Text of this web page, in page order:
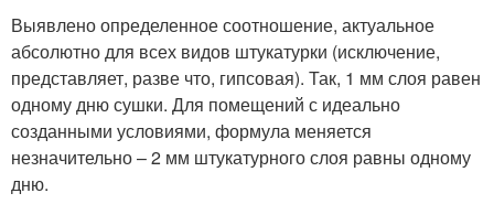
Выявлено определенное соотношение, актуальное
абсолютно для всех видов штукатурки (исключение,
представляет, разве что, гипсовая). Так, 1 мм слоя равен
одному дню сушки. Для помещений с идеально
созданными условиями, формула меняется
незначительно – 2 мм штукатурного слоя равны одному
дню.